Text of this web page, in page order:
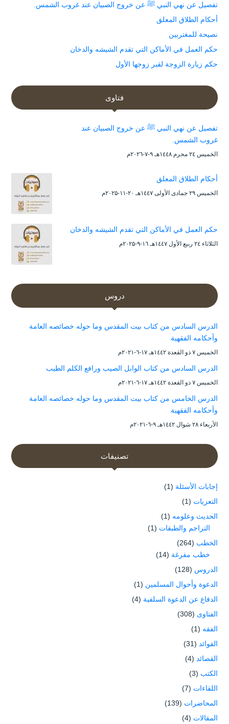
تفصيل عن نهي النبي ﷺ عن خروج الصبيان عند غروب الشمس.
أحكام الطلاق المعلق
نصيحة للمغتربين
حكم العمل في الأماكن التي تقدم الشيشه والدخان
حكم زيارة الزوجة لقبر زوجها الأول
فتاوى
تفصيل عن نهي النبي ﷺ عن خروج الصبيان عند
غروب الشمس.
الخميس ۲٤ محرم ۱٤٤۸هـ ۹-۷-۲۰۲٦م
أحكام الطلاق المعلق
الخميس ۲۹ جمادى الأولى ۱٤٤۷هـ ۲۰-۱۱-۲۰۲۵م
حكم العمل في الأماكن التي تقدم الشيشه والدخان
الثلاثاء ۲٤ ربيع الأول ۱٤٤۷هـ ۱٦-۹-۲۰۲۵م
دروس
الدرس السادس من كتاب بيت المقدس وما حوله خصائصه العامة
وأحكامه الفقهية
الخميس ۷ ذو القعدة ۱٤٤۲هـ ۱۷-٦-۲۰۲۱م
الدرس السادس من كتاب الوابل الصيب ورافع الكلم الطيب
الخميس ۷ ذو القعدة ۱٤٤۲هـ ۱۷-٦-۲۰۲۱م
الدرس الخامس من كتاب بيت المقدس وما حوله خصائصه العامة
وأحكامه الفقهية
الأربعاء ۲۸ شوال ۱٤٤۲هـ ۹-٦-۲۰۲۱م
تصنيفات
إجابات الأسئلة (1)
التعزيات (1)
الحديث وعلومه (1)
التراجم والطبقات (1)
الخطب (264)
خطب مفرغة (14)
الدروس (128)
الدعوة وأحوال المسلمين (1)
الدفاع عن الدعوة السلفية (4)
الفتاوى (308)
الفقه (1)
الفوائد (31)
القصائد (4)
الكتب (3)
اللقاءات (7)
المحاضرات (139)
المقالات (4)